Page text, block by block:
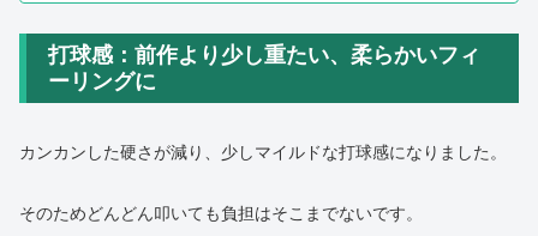
打球感：前作より少し重たい、柔らかいフィ
ーリングに
カンカンした硬さが減り、少しマイルドな打球感になりました。
そのためどんどん叩いても負担はそこまでないです。